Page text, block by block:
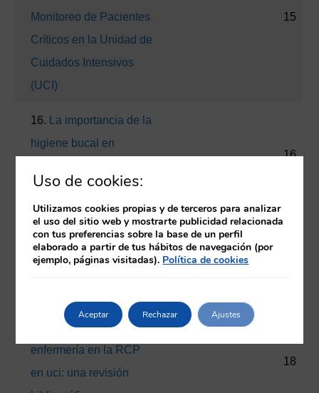
Monitoreo de Pacientes
Críticos en la Unidad de
Cuidados Intensivos
(UCI)
15
16.
La importancia de la
higiene bucal en
revisión bibliográfica
16
17.Efectividad del
oxígeno de alto flujo en
uci: una revisión
El papel de la
enfermería en la RCP
en uci: una revisión
18
Uso de cookies:
Utilizamos cookies propias y de terceros para analizar
el uso del sitio web y mostrarte publicidad relacionada
con tus preferencias sobre la base de un perfil
elaborado a partir de tus hábitos de navegación (por
ejemplo, páginas visitadas). Política de cookies
Aceptar Rechazar Ajustes